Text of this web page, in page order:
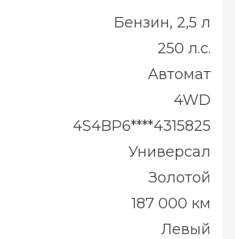
Бензин, 2,5 л
250 л.с.
Автомат
4WD
4S4BP6****4315825
Универсал
Золотой
187 000 км
Левый